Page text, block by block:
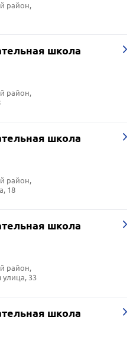
район,
школа
район,
школа
район,
18
школа
район,
улица, 33
школа